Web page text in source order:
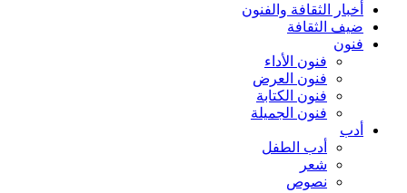
أخبار الثقافة والفنون
ضيف الثقافة
فنون
فنون الأداء
فنون العرض
فنون الكتابة
فنون الجميلة
أدب
أدب الطفل
شعر
نصوص